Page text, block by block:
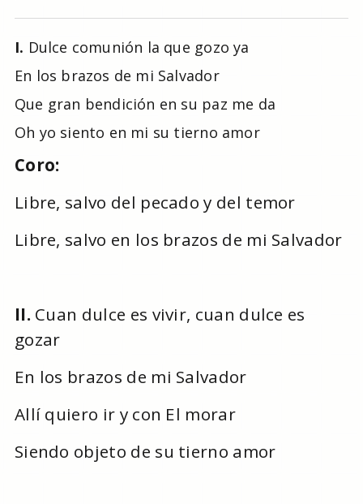
I. Dulce comunión la que gozo ya
En los brazos de mi Salvador
Que gran bendición en su paz me da
Oh yo siento en mi su tierno amor
Coro:
Libre, salvo del pecado y del temor
Libre, salvo en los brazos de mi Salvador
II. Cuan dulce es vivir, cuan dulce es
gozar
En los brazos de mi Salvador
Allí quiero ir y con El morar
Siendo objeto de su tierno amor